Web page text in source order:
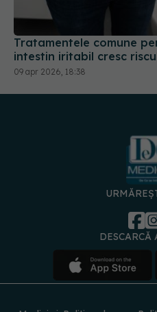
Tratamentele comune
intestin iritabil cresc
09 apr 2026, 18:38